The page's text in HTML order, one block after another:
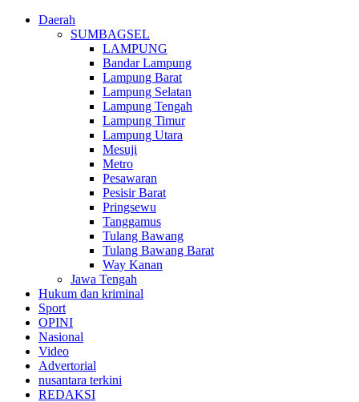
Daerah
SUMBAGSEL
LAMPUNG
Bandar Lampung
Lampung Barat
Lampung Selatan
Lampung Tengah
Lampung Timur
Lampung Utara
Mesuji
Metro
Pesawaran
Pesisir Barat
Pringsewu
Tanggamus
Tulang Bawang
Tulang Bawang Barat
Way Kanan
Jawa Tengah
Hukum dan kriminal
Sport
OPINI
Nasional
Video
Advertorial
nusantara terkini
REDAKSI